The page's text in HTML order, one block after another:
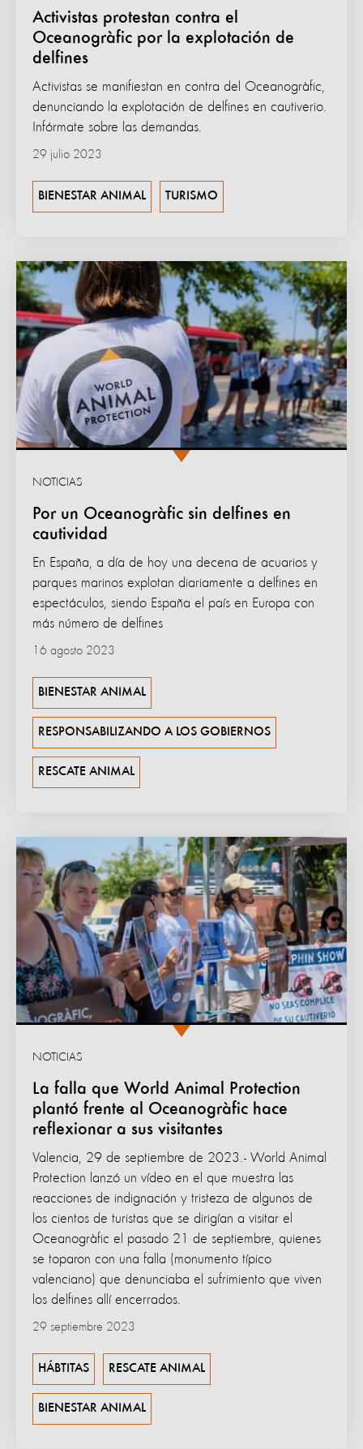
Activistas protestan contra el
Oceanogràfic por la explotación de
delfines
Activistas se manifiestan en contra del Oceanogràfic,
denunciando la explotación de delfines en cautiverio.
Infórmate sobre las demandas.
29 julio 2023
BIENESTAR ANIMAL TURISMO
Por un Oceanogràfic sin delfines en
cautividad
NOTICIAS
En España, a día de hoy una decena de acuarios y
parques marinos explotan diariamente a delfines en
espectáculos, siendo España el país en Europa con
más número de delfines
16 agosto 2023
BIENESTAR ANIMAL
RESPONSABILIZANDO A LOS GOBIERNOS
RESCATE ANIMAL
La falla que World Animal Protection
plantó frente al Oceanogràfic hace
reflexionar a sus visitantes
NOTICIAS
Valencia, 29 de septiembre de 2023.- World Animal
Protection lanzó un vídeo en el que muestra las
reacciones de indignación y tristeza de algunos de
los cientos de turistas que se dirigían a visitar el
Oceanogràfic el pasado 21 de septiembre, quienes
se toparon con una falla (monumento típico
valenciano) que denunciaba el sufrimiento que viven
los delfines allí encerrados.
29 septiembre 2023
HÁBTITAS RESCATE ANIMAL
BIENESTAR ANIMAL